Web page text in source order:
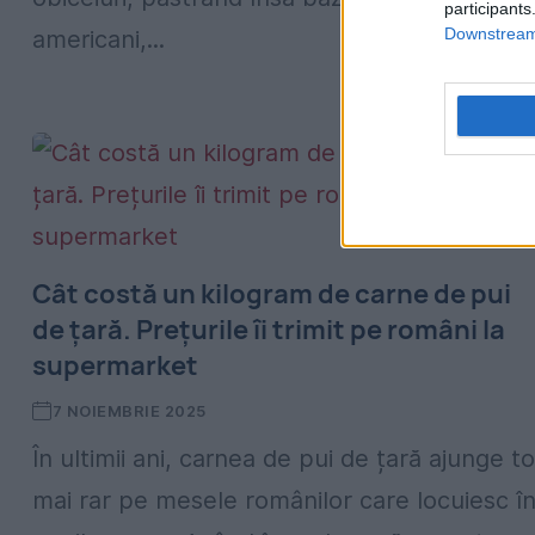
americani,...
Cât costă un kilogram de carne de pui
de țară. Prețurile îi trimit pe români la
supermarket
7 NOIEMBRIE 2025
În ultimii ani, carnea de pui de țară ajunge
mai rar pe mesele românilor care locuiesc în